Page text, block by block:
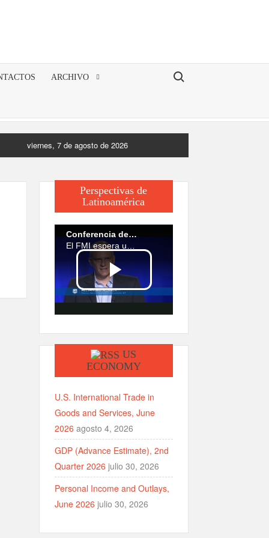
ARCHIVO Buscar:
viernes, 7 de agosto de 2026
Perspectivas de
Latinoamérica
US
ECONOMY
U.S. International Trade in
Goods and Services, June
2026 agosto 4, 2026
GDP (Advance Estimate), 2nd
Quarter 2026 julio 30, 2026
Personal Income and Outlays,
June 2026 julio 30, 2026